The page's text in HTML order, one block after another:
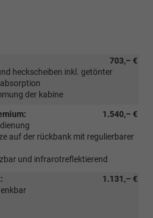
703,– €
heckscheiben inkl. getönter
der kabine
1.540,– €
auf der rückbank mit regulierbarer
und infrarotreflektierend
1.131,– €